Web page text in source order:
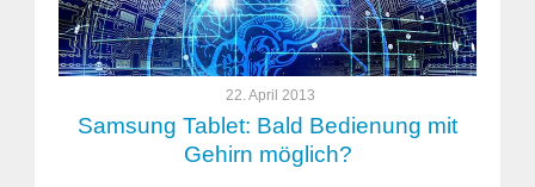
22. April 2013
Samsung Tablet: Bald Bedienung mit
Gehirn möglich?